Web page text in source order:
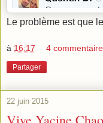
Le problème est que
à 16:17 4
Partager
22 juin 2015
Vive Yacine